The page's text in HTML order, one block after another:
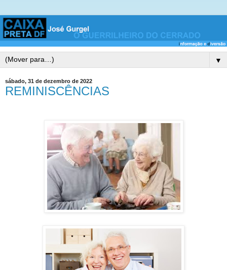
▼
sábado, 31 de dezembro de 2022
REMINISCÊNCIAS